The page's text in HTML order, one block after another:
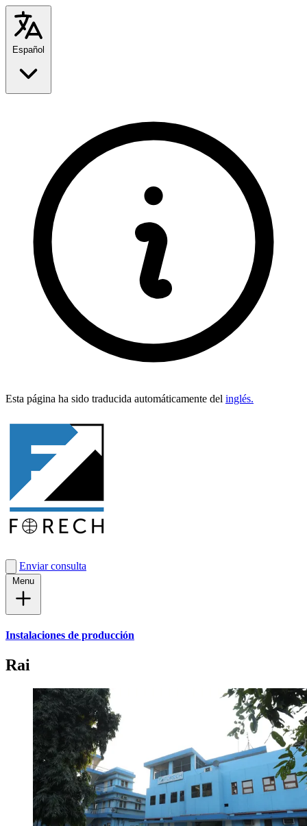
Esta pági­na ha sido tra­duci­da automáti­ca­mente del inglés.
Enviar consulta
Instalaciones de producción
Rai